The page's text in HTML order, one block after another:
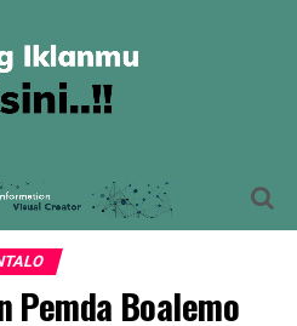
Pemda Boalemo